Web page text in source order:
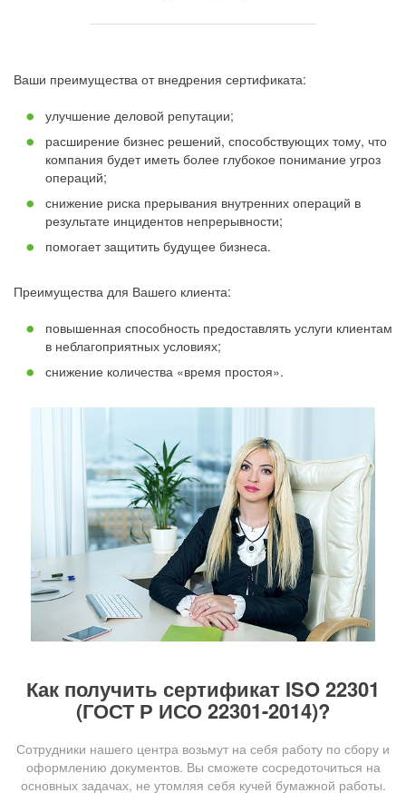
Ваши преимущества от внедрения сертификата:
улучшение деловой репутации;
расширение бизнес решений, способствующих тому, что
компания будет иметь более глубокое понимание угроз
операций;
снижение риска прерывания внутренних операций в
результате инцидентов непрерывности;
помогает защитить будущее бизнеса.
Преимущества для Вашего клиента:
повышенная способность предоставлять услуги клиентам
в неблагоприятных условиях;
снижение количества «время простоя».
Как получить сертификат ISO 22301
(ГОСТ Р ИСО 22301-2014)?
Сотрудники нашего центра возьмут на себя работу по сбору и
оформлению документов. Вы сможете сосредоточиться на
основных задачах, не утомляя себя кучей бумажной работы.